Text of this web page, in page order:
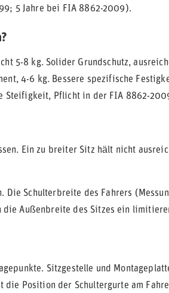
5 Jahre bei FIA 8862-2009).
5-8 kg. Solider Grundschutz,
4-6 kg. Bessere spezifische
Steifigkeit, Pflicht in der FIA 8862-
Ein zu breiter Sitz hält nicht
Die Schulterbreite des Fahrers
die Außenbreite des Sitzes ein
Sitzgestelle und
die Position der Schultergurte am